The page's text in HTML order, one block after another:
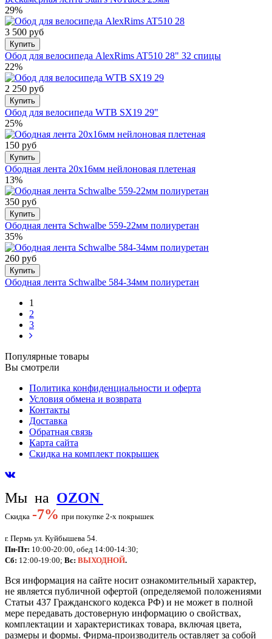
29%
3 500 руб
Купить
Обод для велосипеда AlexRims AT510 28" 32 спицы
22%
2 250 руб
Купить
Обод для велосипеда WTB SX19 29"
25%
150 руб
Купить
Ободная лента 20x16мм нейлоновая плетеная
13%
350 руб
Купить
Ободная лента Schwalbe 559-22мм полиуретан
35%
260 руб
Купить
Ободная лента Schwalbe 584-34мм полиуретан
1
2
3
Популярные товары
Вы смотрели
Политика конфиденциальности и оферта
Условия обмена и возврата
Контакты
Доставка
Обратная связь
Карта сайта
Скидка на комплект покрышек
Мы на OZON
Скидка -7% при покупке 2-х покрышек
г. Пермь ул. Куйбышева 54.
Пн-Пт: 10:00-20:00, обед 14:00-14:30;
Сб: 12:00-19:00; Вс: ВЫХОДНОЙ.
Вся информация на сайте носит ознакомительный характер,
не является публичной офертой (определяемой положениями
Статьи 437 Гражданского кодекса РФ) и не может в полной
мере передавать достоверную информацию о свойствах,
комплектации и характеристиках товара, включая цвета,
размеры и формы. Фирма-производитель оставляет за собой